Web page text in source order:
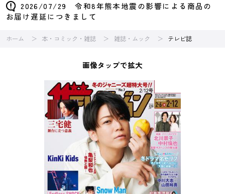
2026/07/29 令和8年熊本地震の影響による商品の
お届け遅延につきまして
ホーム 本・コミック・雑誌 雑誌・ムック テレビ誌
画像タップで拡大